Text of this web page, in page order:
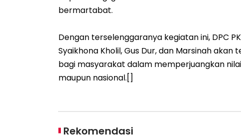
bermartabat.
Dengan terselenggaranya kegiatan ini, DPC
Syaikhona Kholil, Gus Dur, dan Marsinah
bagi masyarakat dalam memperjuangkan
maupun nasional.[]
Rekomendasi